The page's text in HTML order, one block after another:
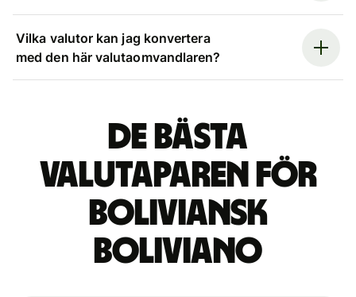
Vilka valutor kan jag konvertera
med den här valutaomvandlaren?
De bästa
valutaparen för
boliviansk
boliviano